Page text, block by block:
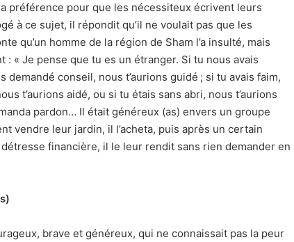
préférence pour que les nécessiteux écrivent leurs
à ce sujet, il répondit qu’il ne voulait pas que les
qu’un homme de la région de Sham l’a insulté, mais
: « Je pense que tu es un étranger. Si tu nous avais
demandé conseil, nous t’aurions guidé ; si tu avais faim,
t’aurions aidé, ou si tu étais sans abri, nous t’aurions
pardon… Il était généreux (as) envers un groupe
vendre leur jardin, il l’acheta, puis après un certain
financière, il le leur rendit sans rien demander en
brave et généreux, qui ne connaissait pas la peur